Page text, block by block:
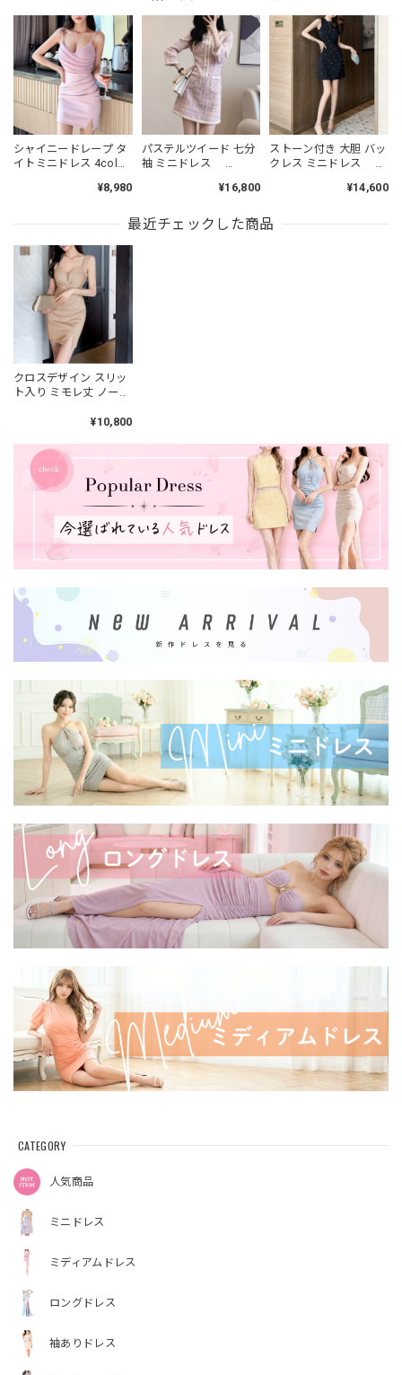
シャイニードレープ タ
イトミニドレス 4col
¥8,980
パステルツイード 七分
袖 ミニドレス
¥16,800
ストーン付き 大胆 バッ
クレス ミニドレス
¥14,600
最近チェックした商品
クロスデザイン スリッ
ト入り ミモレ丈 ノース
¥10,800
CATEGORY
人気商品
ミニドレス
ミディアムドレス
ロングドレス
袖ありドレス